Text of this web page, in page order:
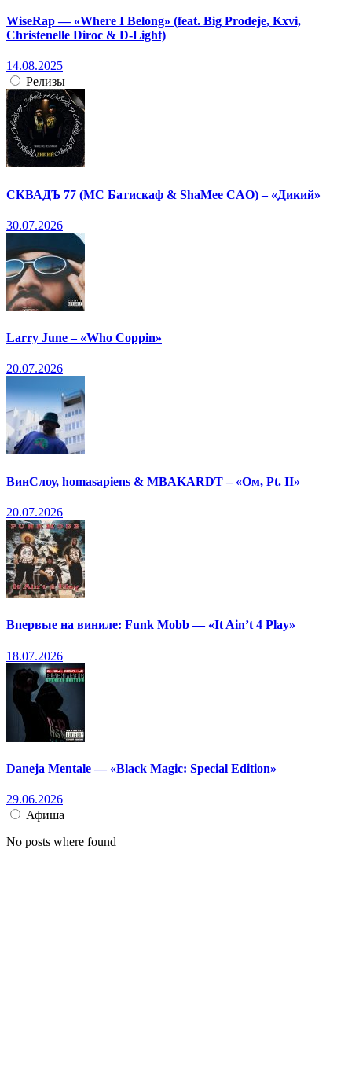
WiseRap — «Where I Belong» (feat. Big Prodeje, Kxvi,
Christenelle Diroc & D-Light)
14.08.2025
Релизы
СКВАДЪ 77 (МС Батискаф & ShaMee CAO) – «Дикий»
30.07.2026
Larry June – «Who Coppin»
20.07.2026
ВинСлоу, homasapiens & MBAKARDT – «Ом, Pt. II»
20.07.2026
Впервые на виниле: Funk Mobb — «It Ain’t 4 Play»
18.07.2026
Daneja Mentale — «Black Magic: Special Edition»
29.06.2026
Афиша
No posts where found